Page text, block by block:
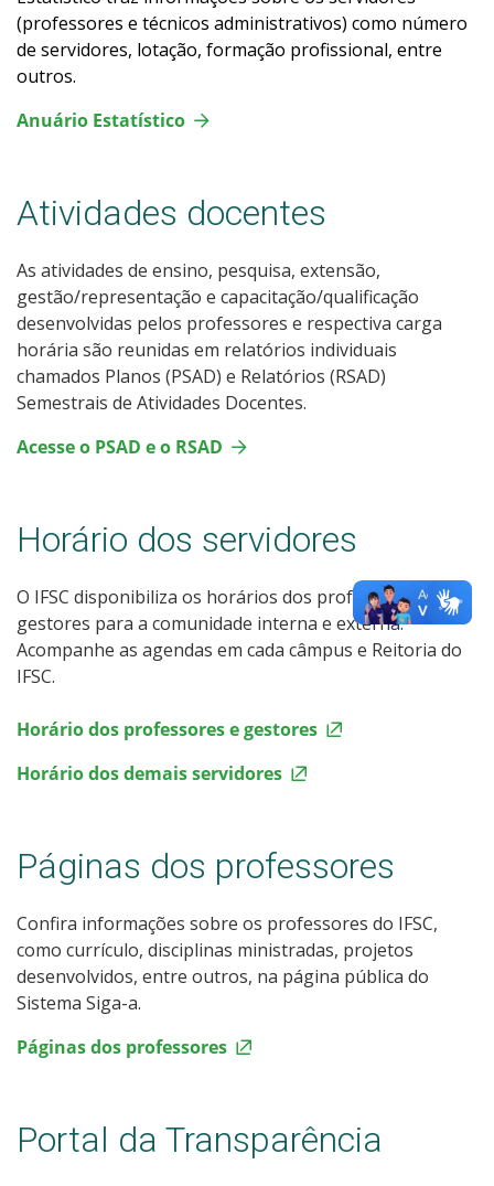
(professores e técnicos administrativos) como número
de servidores, lotação, formação profissional, entre
outros.
Anuário Estatístico
Atividades docentes
As atividades de ensino, pesquisa, extensão,
gestão/representação e capacitação/qualificação
desenvolvidas pelos professores e respectiva carga
horária são reunidas em relatórios individuais
chamados Planos (PSAD) e Relatórios (RSAD)
Semestrais de Atividades Docentes.
Acesse o PSAD e o RSAD
Horário dos servidores
O IFSC disponibiliza os horários dos professores e
gestores para a comunidade interna e externa.
Acompanhe as agendas em cada câmpus e Reitoria do
IFSC.
Horário dos professores e gestores
Horário dos demais servidores
Páginas dos professores
Confira informações sobre os professores do IFSC,
como currículo, disciplinas ministradas, projetos
desenvolvidos, entre outros, na página pública do
Sistema Siga-a.
Páginas dos professores
Portal da Transparência